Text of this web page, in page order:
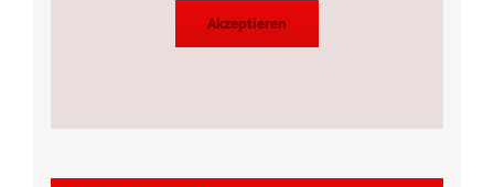
Akzeptieren